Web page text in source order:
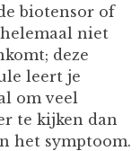
biotensor of
niet
deze
leert je
om veel
te kijken dan
het symptoom.